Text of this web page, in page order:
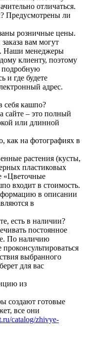
отличаться.
Предусмотрены ли
розничные цены.
вам могут
Наши менеджеры
клиенту, поэтому
подробную
и где будете
адрес.
себя кашпо?
сайте – это полный
или длинной
как на фотографиях в
растения (кусты,
пластиковых
«Цветочные
входит в стоимость.
в описании
в
есть в наличии?
постоянное
По наличию
выбранного
для вас
из
создают готовые
все они
catalog/zhivye-